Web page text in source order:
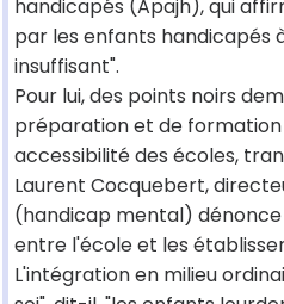
handicapés (Apajh), qui
par les enfants handicapés
insuffisant".
Pour lui, des points noirs
préparation et de formation
accessibilité des écoles,
Laurent Cocquebert,
(handicap mental) dénonce
entre l'école et les
L'intégration en milieu